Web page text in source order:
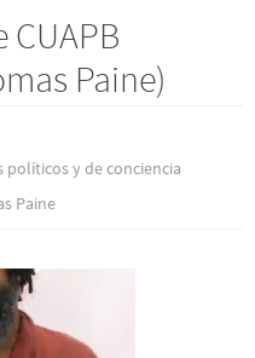
CUAPB
Paine)
polí­ticos y de conciencia
Paine